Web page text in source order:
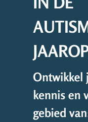
Ontwikkel
kennis en
gebied